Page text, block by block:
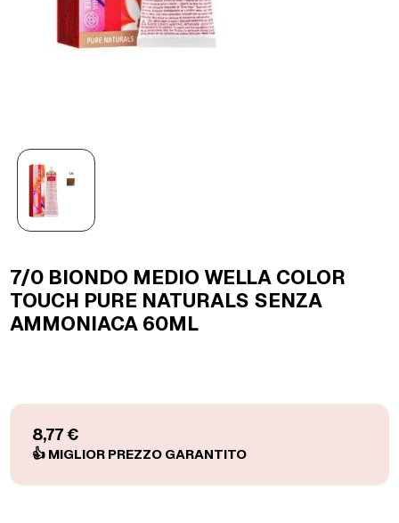
7/0 BIONDO MEDIO WELLA COLOR
TOUCH PURE NATURALS SENZA
AMMONIACA 60ML
8,77 €